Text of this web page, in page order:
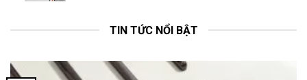
TIN TỨC NỔI BẬT